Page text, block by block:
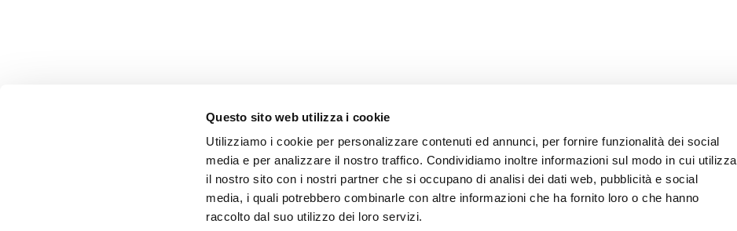
Questo sito web utilizza i cookie
Utilizziamo i cookie per personalizzare contenuti ed annunci, per fornire funzionalità dei social
media e per analizzare il nostro traffico. Condividiamo inoltre informazioni sul modo in cui utilizza
il nostro sito con i nostri partner che si occupano di analisi dei dati web, pubblicità e social
media, i quali potrebbero combinarle con altre informazioni che ha fornito loro o che hanno
raccolto dal suo utilizzo dei loro servizi.